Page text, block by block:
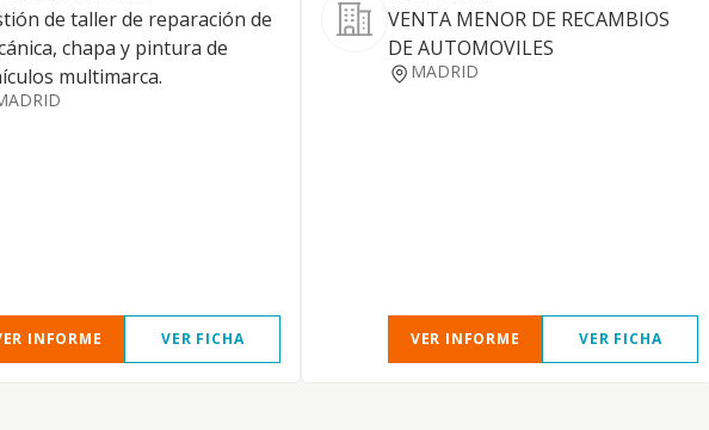
de taller de reparación de
chapa y pintura de
multimarca.
INFORME VER FICHA
VENTA MENOR DE RECAMBIOS
DE AUTOMOVILES
MADRID
VER INFORME VER FICHA